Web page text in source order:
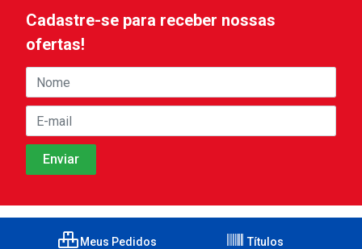
Cadastre-se para receber nossas
ofertas!
Meus Pedidos Títulos